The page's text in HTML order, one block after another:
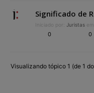
Significado de
Iniciado por: Juristas
0 0
Visualizando tópico 1 (de 1